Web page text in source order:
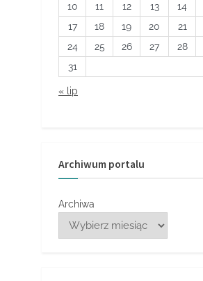
10
11 12 13 14
17
18 19 20 21
24
25 26 27 28
31
« lip
Archiwum portalu
Archiwa